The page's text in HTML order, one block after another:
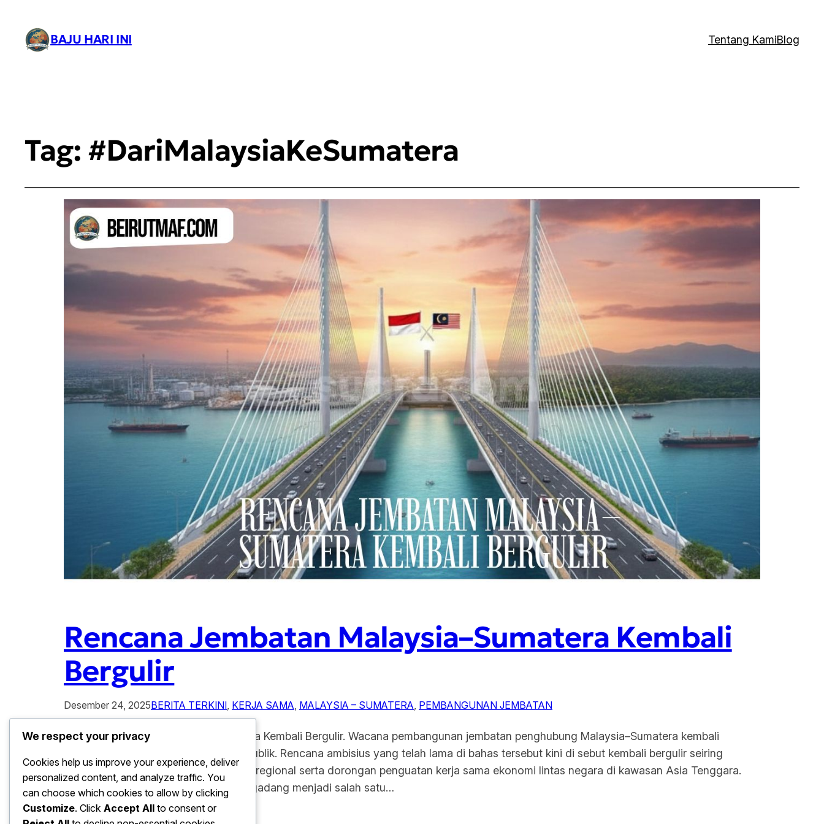
BAJU HARI INI Tentang KamiBlog
Tag: #DariMalaysiaKeSumatera
Rencana Jembatan Malaysia–Sumatera Kembali
Bergulir
Desember 24, 2025BERITA TERKINI, KERJA SAMA, MALAYSIA – SUMATERA, PEMBANGUNAN JEMBATAN
Rencana Jembatan Malaysia–Sumatera Kembali Bergulir. Wacana pembangunan jembatan penghubung Malaysia–Sumatera kembali
mencuat dan menjadi perbincangan publik. Rencana ambisius yang telah lama di bahas tersebut kini di sebut kembali bergulir seiring
meningkatnya kebutuhan konektivitas regional serta dorongan penguatan kerja sama ekonomi lintas negara di kawasan Asia Tenggara.
Jika terealisasi, proyek ini di gadang-gadang menjadi salah satu…
We respect your privacy
Cookies help us improve your experience, deliver
personalized content, and analyze traffic. You
can choose which cookies to allow by clicking
Customize. Click Accept All to consent or